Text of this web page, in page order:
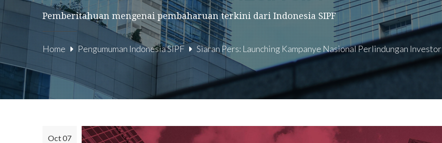
Pemberitahuan mengenai pembaharuan terkini dari Indonesia SIPF
Home Pengumuman Indonesia SIPF Siaran Pers: Launching Kampanye Nasional Perlindungan Investor
Oct 07